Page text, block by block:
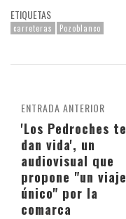
ETIQUETAS
carreteras Pozoblanco
ENTRADA ANTERIOR
'Los Pedroches te
dan vida', un
audiovisual que
propone "un viaje
único" por la
comarca